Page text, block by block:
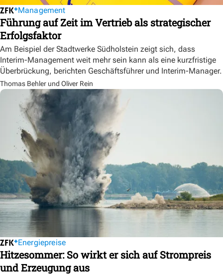
Management
Führung auf Zeit im Vertrieb als strategischer
Erfolgsfaktor
Am Beispiel der Stadtwerke Südholstein zeigt sich, dass
Interim-Management weit mehr sein kann als eine kurzfristige
Überbrückung, berichten Geschäftsführer und Interim-Manager.
Thomas Behler und Oliver Rein
Energiepreise
Hitzesommer: So wirkt er sich auf Strompreis
und Erzeugung aus